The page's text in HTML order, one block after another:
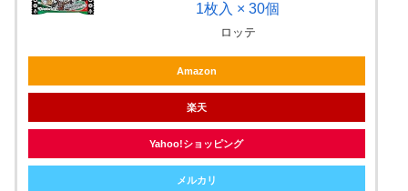
1枚入 × 30個
ロッテ
Amazon
楽天
Yahoo!ショッピング
メルカリ